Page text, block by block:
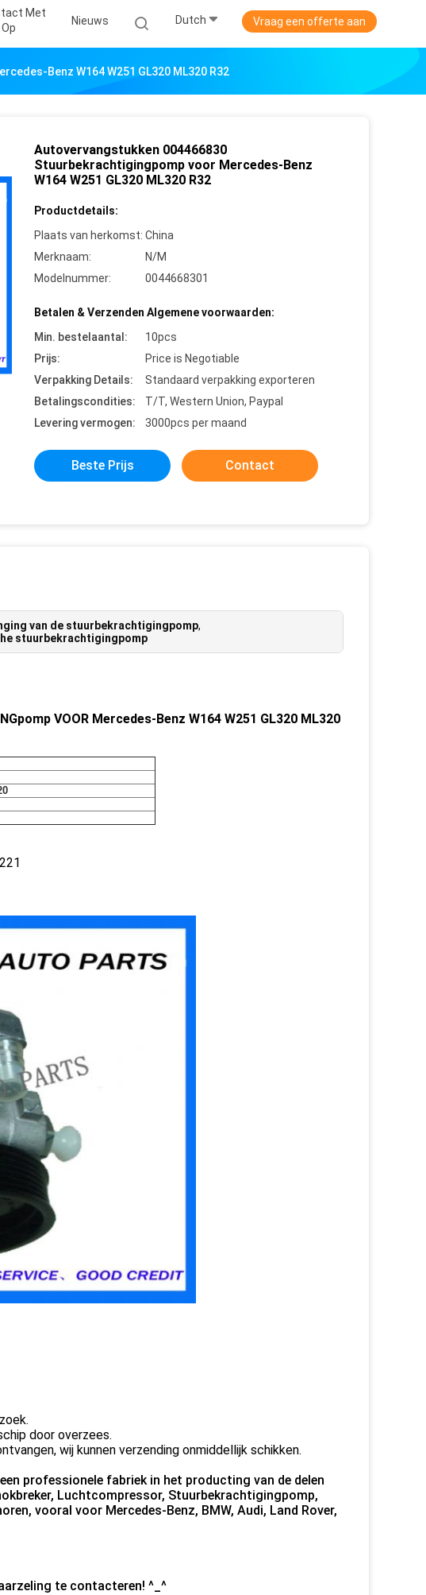
Met
Nieuws Dutch Vraag een offerte aan
Benz W164 W251 GL320 ML320 R32
Autovervangstukken 004466830
Stuurbekrachtigingpomp voor Mercedes-Benz
W164 W251 GL320 ML320 R32
Productdetails:
Plaats van herkomst: China
Merknaam:
N/M
Modelnummer:
0044668301
Betalen & Verzenden Algemene voorwaarden:
Min. bestelaantal:
10pcs
Prijs:
Price is Negotiable
Verpakking Details:
Standaard verpakking exporteren
Betalingscondities:
T/T, Western Union, Paypal
Levering vermogen:
3000pcs per maand
Beste Prijs Contact
van de stuurbekrachtigingpomp,
stuurbekrachtigingpomp
VOOR Mercedes-Benz W164 W251 GL320 ML320
door overzees.
wij kunnen verzending onmiddellijk schikken.
professionele fabriek in het producting van de delen
Luchtcompressor, Stuurbekrachtigingpomp,
vooral voor Mercedes-Benz, BMW, Audi, Land Rover,
te contacteren! ^_^